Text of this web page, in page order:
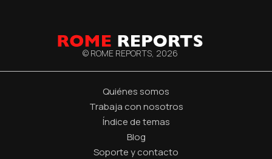
© ROME REPORTS, 2026
Quiénes somos
Trabaja con nosotros
Índice de temas
Blog
Soporte y contacto